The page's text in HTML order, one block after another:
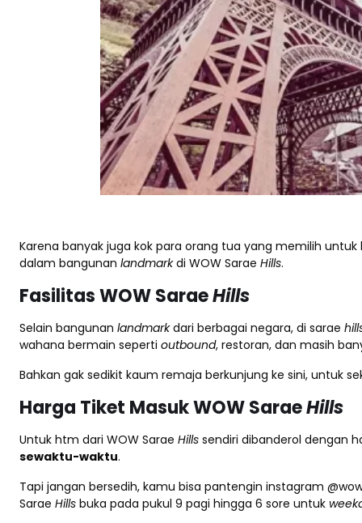
Karena banyak juga kok para orang tua yang memilih
dalam bangunan landmarkdi WOW Sarae Hills.
Fasilitas WOW SaraeHills
Selain bangunan landmarkdari berbagai negara, di sarae
wahana bermain seperti outbound, restoran, dan masih
Bahkan gak sedikit kaum remaja berkunjung ke sini, untuk
Harga Tiket Masuk WOW SaraeHills
Untuk htm dari WOW Sarae Hills sendiri dibanderol dengan
sewaktu-waktu.
Tapi jangan bersedih, kamu bisa pantengin instagram
Sarae Hills buka pada pukul 9 pagi hingga 6 sore untuk